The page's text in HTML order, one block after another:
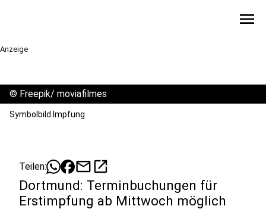
menu
Anzeige
© Freepik/ moviafilmes
Symbolbild Impfung
Teilen: mailopen_in_new
Dortmund: Terminbuchungen für
Erstimpfung ab Mittwoch möglich